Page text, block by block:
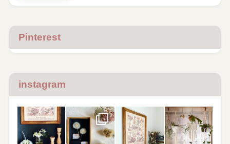
Pinterest
instagram